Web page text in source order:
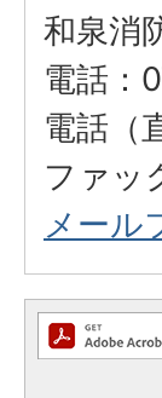
和泉消
電話：
電話（
ファッ
メール